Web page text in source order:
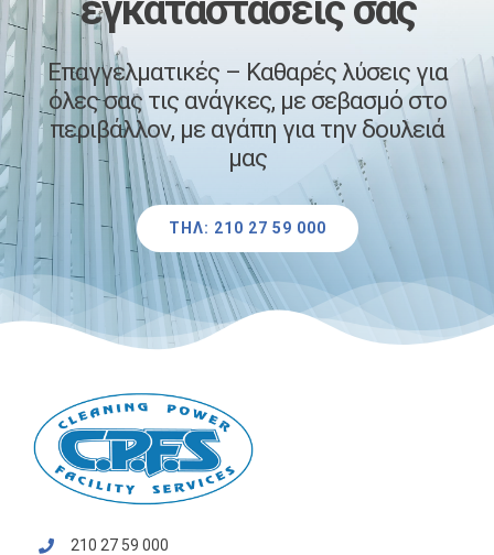
Επαγγελματικές – Καθαρές λύσεις για
όλες σας τις ανάγκες, με σεβασμό στο
περιβάλλον, με αγάπη για την δουλειά
μας
ΤΗΛ: 210 27 59 000
210 27 59 000